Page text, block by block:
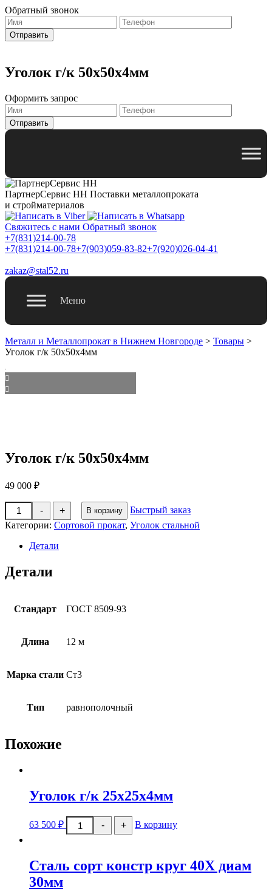
Обратный звонок
Уголок г/к 50x50x4мм
Оформить запрос
ПартнерСервис НН Поставки металлопроката
и стройматериалов
Свяжитесь с нами Обратный звонок
+7(831)214-00-78
+7(831)214-00-78+7(903)059-83-82+7(920)026-04-41
zakaz@stal52.ru
Меню
Металл и Металлопрокат в Нижнем Новгороде > Товары >
Уголок г/к 50x50x4мм
Уголок г/к 50x50x4мм
49 000 ₽
-
Количество
товара
Уголок
50x50x4мм
+ В корзину
Быстрый заказ
Категории: Сортовой прокат, Уголок стальной
Детали
Детали
Стандарт ГОСТ 8509-93
Длина 12 м
Марка стали Ст3
Тип равнополочный
Похожие
Уголок г/к 25x25x4мм
63 500 ₽ -
Количество
товара
25x25x4мм
+ В корзину
Сталь сорт констр круг 40Х диам
30мм